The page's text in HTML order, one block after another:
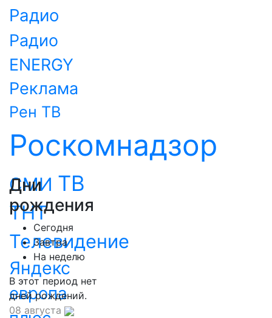
Радио
Радио
ENERGY
Реклама
Рен ТВ
Роскомнадзор
СМИ ТВ
ТНТ
Телевидение
Яндекс
европа
Дни
рождения
Сегодня
Завтра
На неделю
В этот период нет
дней рождений.
08 августа